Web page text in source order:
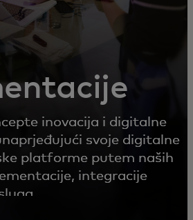
inovacija i digitalne
svoje digitalne
platforme putem naših
integracije